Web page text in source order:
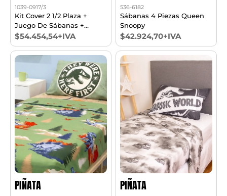
1039-0917/3
Kit Cover 2 1/2 Plaza +
Juego De Sábanas +
Complementos
$54.454,54+IVA
536-6182
Sábanas 4 Piezas Queen
Snoopy
$42.924,70+IVA
PIÑATA PIÑATA